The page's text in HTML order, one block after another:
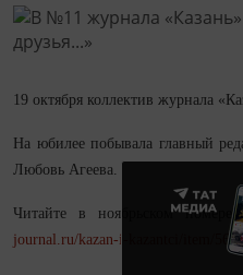
19 октября коллектив журнала
На юбилее побывала главный
Любовь Агеева.
Читайте в ноябрьском
journal.ru/kazan-i-kazantci/item/